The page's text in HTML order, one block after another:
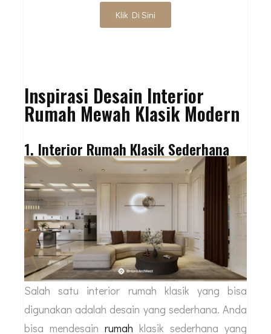
Klik Di Sini
Inspirasi Desain Interior
Rumah Mewah Klasik Modern
1. Interior Rumah Klasik Sederhana
Salah satu interior rumah klasik yang bisa
digunakan adalah desain yang sederhana. Anda
bisa mendesain rumah klasik sederhana yang